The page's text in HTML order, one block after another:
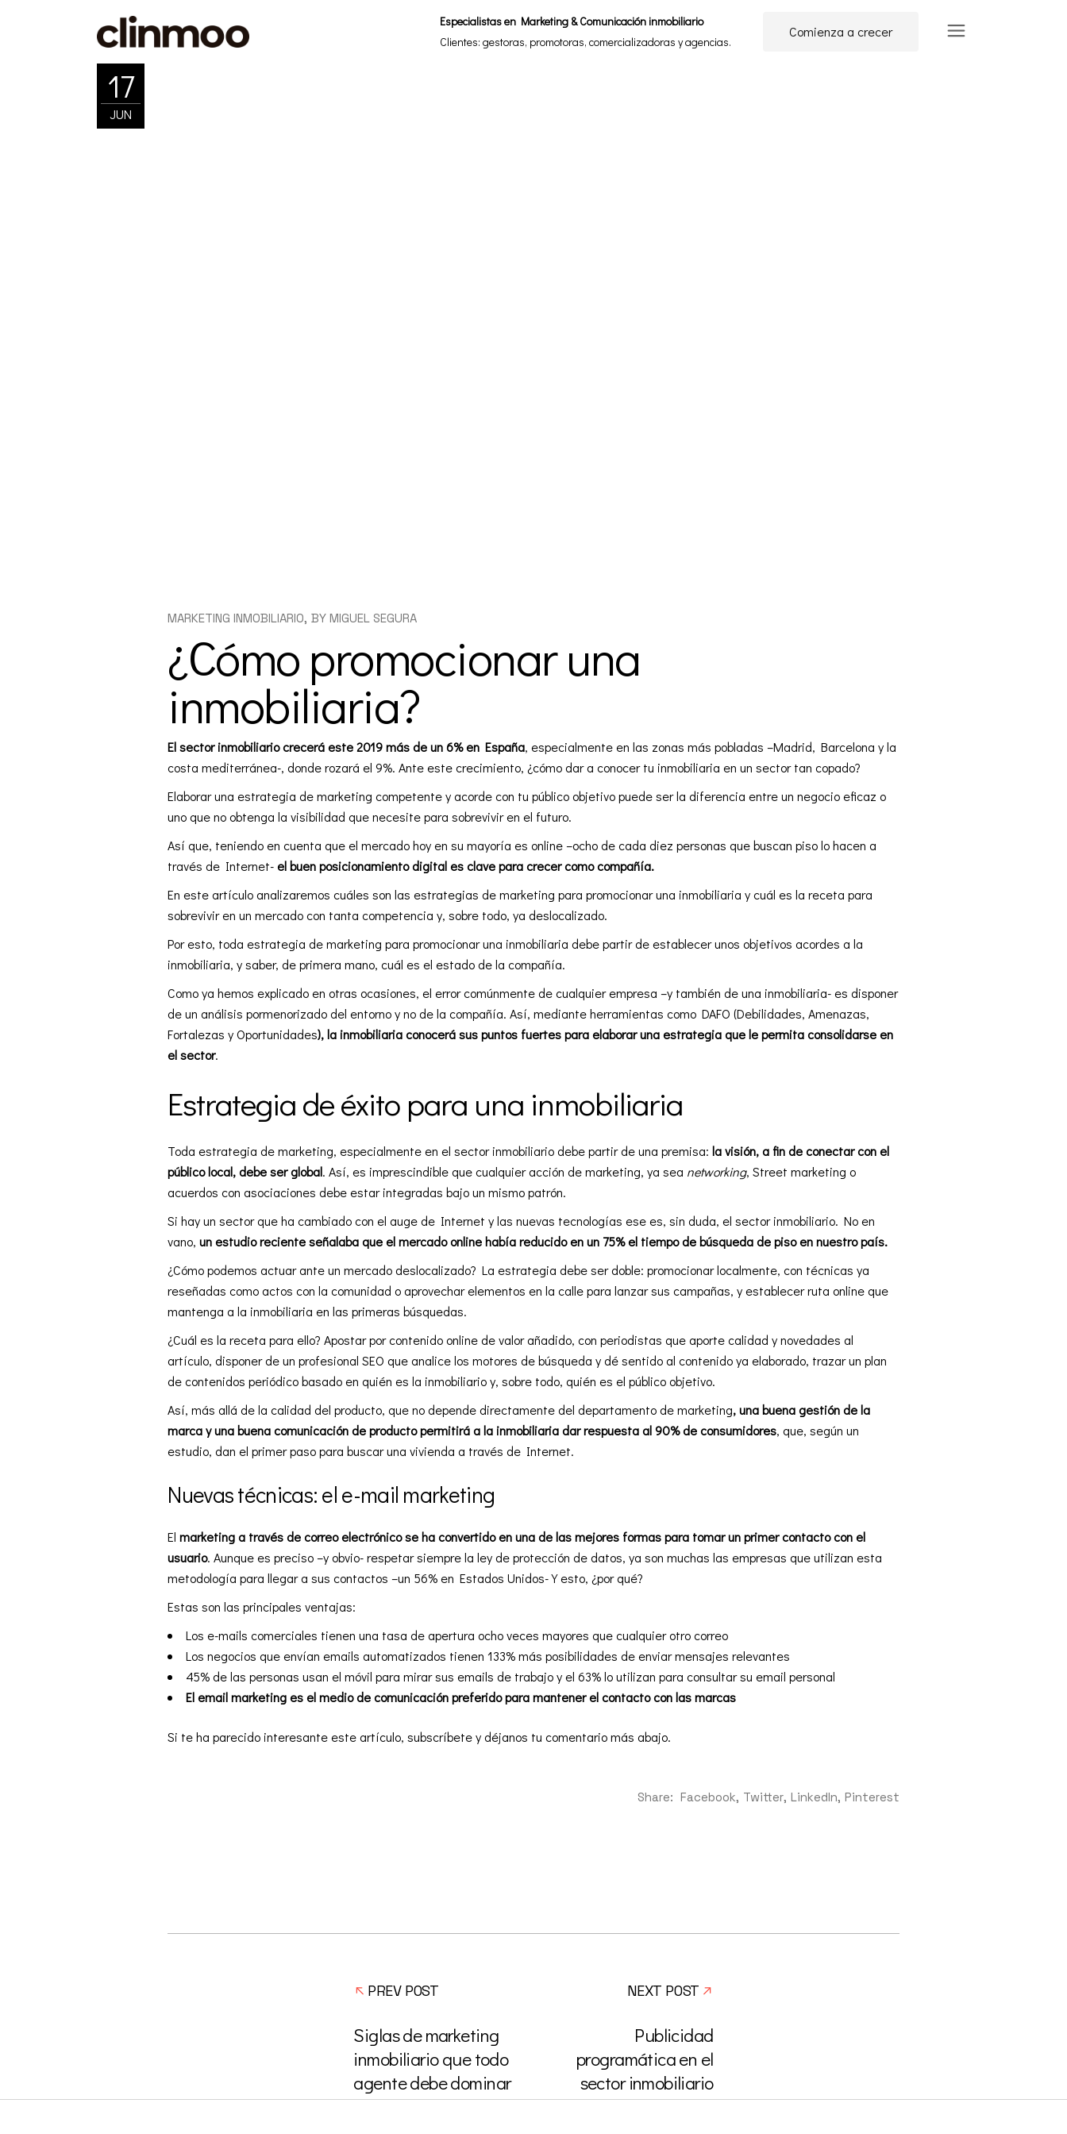
Especialistas en Marketing & Comunicación inmobiliario
Clientes: gestoras, promotoras, comercializadoras y agencias.
Comienza a crecer
17
JUN
MARKETING INMOBILIARIO BY MIGUEL SEGURA
¿Cómo promocionar una
inmobiliaria?
El sector inmobiliario crecerá este 2019 más de un 6% en España, especialmente en las zonas más pobladas –Madrid, Barcelona y la
costa mediterránea-, donde rozará el 9%. Ante este crecimiento, ¿cómo dar a conocer tu inmobiliaria en un sector tan copado?
Elaborar una estrategia de marketing competente y acorde con tupúblico objetivopuede ser la diferencia entre un negocio eficaz o
uno que no obtenga la visibilidad que necesite para sobrevivir en el futuro.
Así que, teniendo en cuenta que el mercado hoy en su mayoría es online –ocho de cada diez personas que buscan piso lo hacen a
través de Internet-el buen posicionamientodigitales clave para crecer como compañía.
En este artículo analizaremos cuáles son las estrategias de marketing para promocionar una inmobiliaria y cuál es la receta para
sobrevivir en un mercado con tanta competencia y, sobre todo, ya deslocalizado.
Por esto, toda estrategia de marketing para promocionar una inmobiliaria debe partir de establecer unos objetivos acordes a la
inmobiliaria, y saber, de primera mano, cuál es el estado de la compañía.
Como ya hemos explicado en otras ocasiones, el error comúnmente de cualquier empresa –y también de una inmobiliaria- es disponer
de un análisis pormenorizado del entorno y no de la compañía. Así, mediante herramientas como DAFO (Debilidades, Amenazas,
Fortalezas y Oportunidades), la inmobiliaria conocerá sus puntos fuertes para elaborar una estrategia que le permita consolidarse en
el sector.
Estrategia de éxito para una inmobiliaria
Toda estrategia de marketing, especialmente en el sector inmobiliario debe partir de una premisa:la visión, a fin de conectar con el
público local, debe ser global. Así, es imprescindible que cualquier acción de marketing, ya sea networking, Street marketing o
acuerdos con asociaciones debe estar integradas bajo un mismo patrón.
Si hay un sector que ha cambiado con el auge de Internet y las nuevas tecnologías ese es, sin duda, el sector inmobiliario. No en
vano,un estudio reciente señalaba que el mercado online había reducido en un 75% el tiempo de búsqueda de piso en nuestro país.
¿Cómo podemos actuar ante un mercado deslocalizado? La estrategia debe ser doble: promocionar localmente, con técnicas ya
reseñadas como actos con la comunidad o aprovechar elementos en la calle para lanzar sus campañas, y establecer ruta online que
mantenga a la inmobiliaria en las primeras búsquedas.
¿Cuál es la receta para ello? Apostar por contenido online de valor añadido, con periodistas que aporte calidad y novedades al
artículo, disponer de un profesionalSEO que analice los motores de búsqueda y dé sentido al contenido ya elaborado, trazar un plan
de contenidos periódico basado en quién es la inmobiliario y, sobre todo, quién es el público objetivo.
Así, más allá de la calidad del producto, que no depende directamente del departamento de marketing, una buena gestión de la
marcay una buena comunicación de producto permitirá a la inmobiliaria dar respuesta al 90% de consumidores, que, según un
estudio, dan el primer paso para buscar una vivienda a través de Internet.
Nuevas técnicas: el e-mail marketing
Elmarketing a través de correo electrónicose ha convertido en una de las mejores formas para tomar un primer contacto con el
usuario. Aunque es preciso –y obvio- respetar siempre la ley de protección de datos, ya son muchas las empresas que utilizan esta
metodología para llegar a sus contactos –un 56% en Estados Unidos- Y esto, ¿por qué?
Estas son las principales ventajas:
Los e-mails comerciales tienen una tasa de apertura ocho veces mayores que cualquier otro correo
Los negocios que envían emails automatizados tienen 133% más posibilidades de enviar mensajes relevantes
45% de las personas usan el móvil para mirar sus emails de trabajo y el 63% lo utilizan para consultar su email personal
El email marketing es el medio de comunicación preferido para mantener el contacto con las marcas
Si te ha parecido interesante este artículo, subscríbete y déjanos tu comentario más abajo.
Share: Facebook Twitter LinkedIn Pinterest
PREV POST
Siglas de marketing
inmobiliario que todo
agente debe dominar
NEXT POST
Publicidad
programática en el
sector inmobiliario